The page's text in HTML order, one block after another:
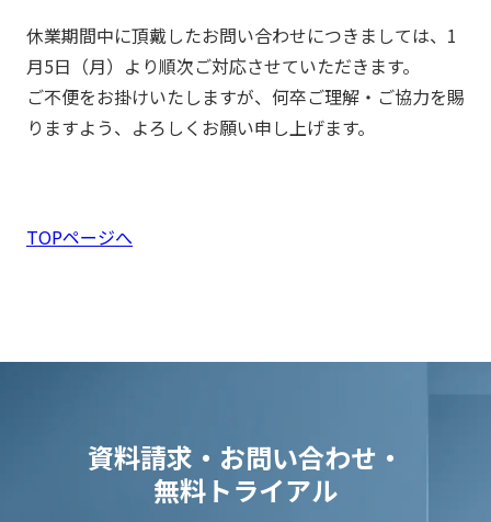
休業期間中に頂戴したお問い合わせにつきましては、1
月5日（月）より順次ご対応させていただきます。
ご不便をお掛けいたしますが、何卒ご理解・ご協力を賜
りますよう、よろしくお願い申し上げます。
TOPページへ
資料請求・お問い合わせ・
無料トライアル